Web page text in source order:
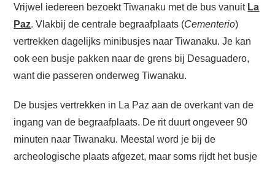
Vrijwel iedereen bezoekt Tiwanaku met de bus vanuit La
Paz. Vlakbij de centrale begraafplaats (Cementerio)
vertrekken dagelijks minibusjes naar Tiwanaku. Je kan
ook een busje pakken naar de grens bij Desaguadero,
want die passeren onderweg Tiwanaku.
De busjes vertrekken in La Paz aan de overkant van de
ingang van de begraafplaats. De rit duurt ongeveer 90
minuten naar Tiwanaku. Meestal word je bij de
archeologische plaats afgezet, maar soms rijdt het busje